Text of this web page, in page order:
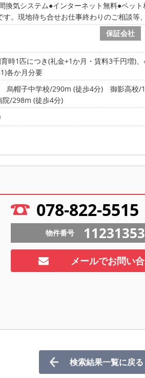
換気システム インターネット無料 ペット
。現地待ち合せお仕事終わりのご相談等
保証会社
時1匹につき(礼金+1か月・賃料3千円増)
各か月分要
烏帽子中学校/290m (徒歩4分) 御影高校/
院/298m (徒歩4分)
078-822-5515
物件番号
メールでお問い
検索結果一覧に戻る